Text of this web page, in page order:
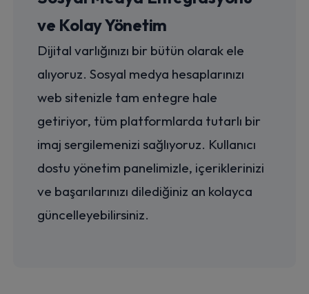
ve Kolay Yönetim
Dijital varlığınızı bir bütün olarak ele
alıyoruz. Sosyal medya hesaplarınızı
web sitenizle tam entegre hale
getiriyor, tüm platformlarda tutarlı bir
imaj sergilemenizi sağlıyoruz. Kullanıcı
dostu yönetim panelimizle, içeriklerinizi
ve başarılarınızı dilediğiniz an kolayca
güncelleyebilirsiniz.